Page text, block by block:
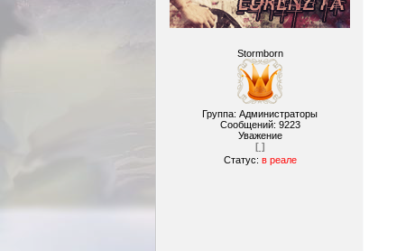
Stormborn
Группа: Администраторы
Сообщений: 9223
Уважение
[ ]
Статус: в реале